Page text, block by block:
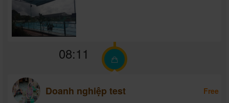
08:11
Doanh nghiệp test Free